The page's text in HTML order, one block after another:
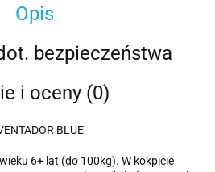
Opis
bezpieczeństwa
i oceny (0)
BLUE
6+ lat (do 100kg). W kokpicie